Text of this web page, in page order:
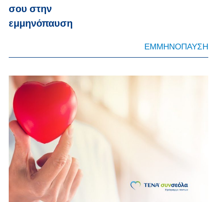
σου στην
εμμηνόπαυση
ΕΜΜΗΝΟΠΑΥΣΗ